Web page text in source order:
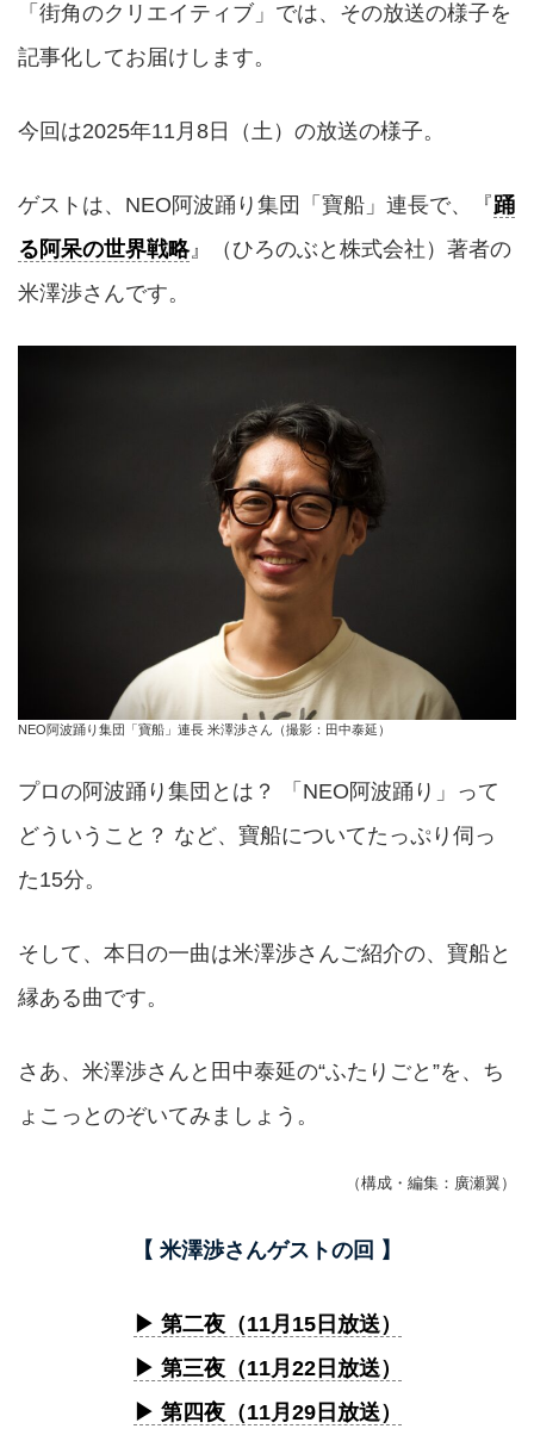
「街角のクリエイティブ」では、その放送の様子を
記事化してお届けします。
今回は2025年11月8日（土）の放送の様子。
ゲストは、NEO阿波踊り集団「寶船」連長で、『踊
る阿呆の世界戦略』（ひろのぶと株式会社）著者の
米澤渉さんです。
NEO阿波踊り集団「寶船」連長 米澤渉さん（撮影：田中泰延）
プロの阿波踊り集団とは？ 「NEO阿波踊り」って
どういうこと？ など、寶船についてたっぷり伺っ
た15分。
そして、本日の一曲は米澤渉さんご紹介の、寶船と
縁ある曲です。
さあ、米澤渉さんと田中泰延の“ふたりごと”を、ち
ょこっとのぞいてみましょう。
（構成・編集：廣瀬翼）
【 米澤渉さんゲストの回 】
▶︎ 第二夜（11月15日放送）
▶︎ 第三夜（11月22日放送）
▶︎ 第四夜（11月29日放送）